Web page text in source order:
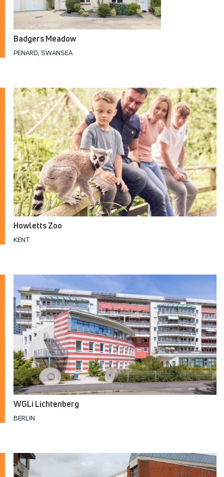
Badgers Meadow
PENARD, SWANSEA
Howletts Zoo
KENT
WGLi Lichtenberg
BERLIN